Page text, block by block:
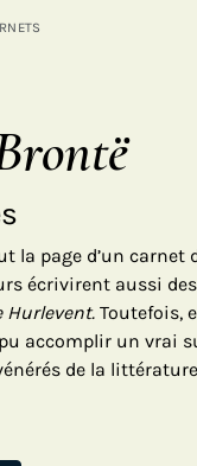
la page d’un carnet
écrivirent aussi
Hurlevent. Toutefois,
accomplir un vrai
de la